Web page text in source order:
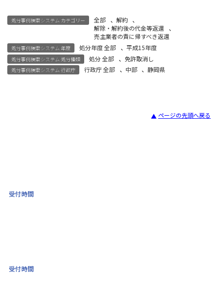
処分事例検索システム カテゴリー 全部 、 解約
、
解除・解約後の代金等返還
、
売主業者の責に帰すべき返還
処分事例検索システム 年度 処分年度 全部 、 平成15年度
処分事例検索システム 処分種類 処分 全部 、 免許取消し
処分事例検索システム 行政庁 行政庁 全部 、 中部 、静岡県
ページの先頭へ戻る
受付時間
受付時間